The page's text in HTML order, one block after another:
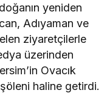
yeniden
Adıyaman ve
ziyaretçilerle
üzerinden
Ovacık
haline getirdi.